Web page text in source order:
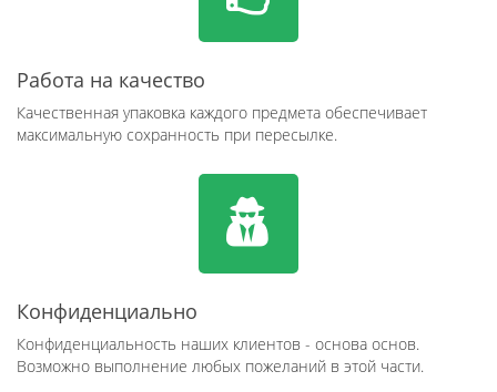
Работа на качество
Качественная упаковка каждого предмета обеспечивает
максимальную сохранность при пересылке.
Конфиденциально
Конфиденциальность наших клиентов - основа основ.
Возможно выполнение любых пожеланий в этой части.